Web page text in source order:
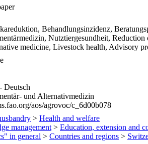
Behandlungsinzidenz,
Nutztiergesundheit,
medicine, Livestock health, Advisory
Deutsch
und Alternativmedizin
aos/agrovoc/c_6d00b078
> Health and welfare
management > Education, extension and
in general > Countries and regions >